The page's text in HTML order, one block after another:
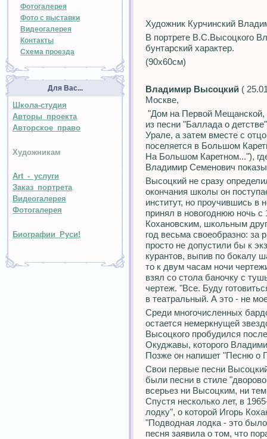
Фотогалерея
Фото с выставки
Видеогалерея
Контакты
Схема проезда
Для Вас...
Школа-студия
Авторы проекта
Авторское право
Художникам
Art - услуги
Заказ портрета
Видеогалерея
Фотогалерея
Биографии Руси!
Художник Курчинский
В портрете В.С.Высоцкого
бунтарский характер.
(90х60см)
Владимир Высоцкий (
Москве,
"Дом на Первой Мещанской,
из песни "Баллада о
Урале, а затем вместе с
поселяется в Большом
На Большом Каретном..."),
Владимир Семенович
Высоцкий не сразу
окончания школы он
институт, но проучившись в
принял в новогоднюю ночь
Кохановским, школьным
год весьма своеобразно: за
просто не допустили бы к
курантов, выпив по бокалу
то к двум часам ночи
взял со стола баночку с
чертеж. "Все. Буду
в театральный. А это - не
Среди многочисленных
остается немеркнущей
Высоцкого пробудился
Окуджавы, которого
Позже он напишет "Песню о
Свои первые песни
были песни в стиле
всерьез ни Высоцким, ни
Спустя несколько лет, в
лодку", о которой Игорь
"Подводная лодка - это
песня заявила о том, что